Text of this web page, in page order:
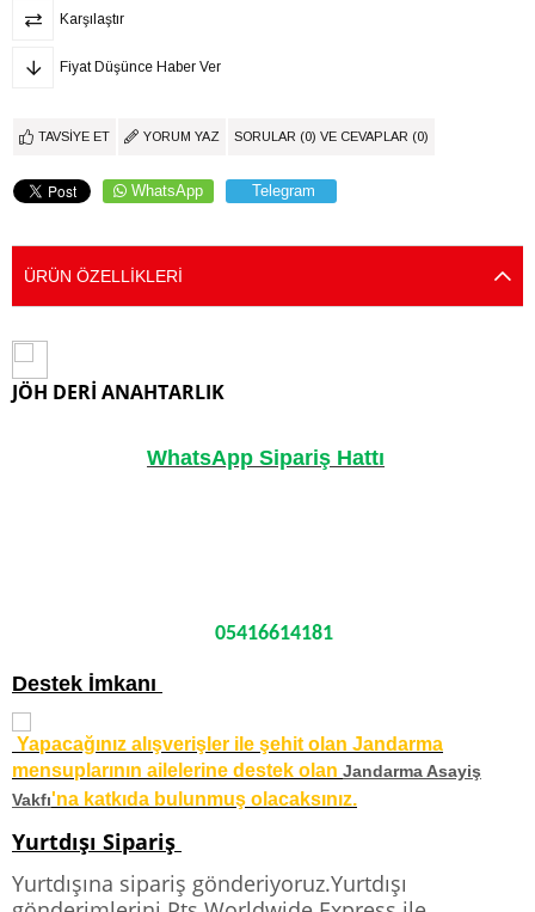
Karşılaştır
Fiyat Düşünce Haber Ver
TAVSIYE ET YORUM YAZ SORULAR (0) VE CEVAPLAR (0)
WhatsApp Telegram
ÜRÜN ÖZELLIKLERI
JÖH DERİ ANAHTARLIK
WhatsApp Sipariş Hattı
05416614181
Destek İmkanı
Yapacağınız alışverişler ile şehit olan Jandarma
mensuplarının ailelerine destek olan Jandarma Asayiş
Vakfı'na katkıda bulunmuş olacaksınız.
Yurtdışı Sipariş
Yurtdışına sipariş gönderiyoruz.Yurtdışı